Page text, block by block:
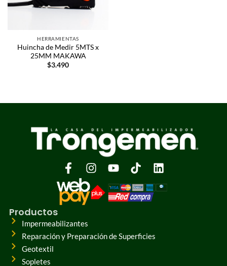
HERRAMIENTAS
Huincha de Medir 5MTS x
25MM MAKAWA
$3.490
Productos
Impermeabilizantes
Reparación y Preparación de Superficies
Geotextil
Sopletes